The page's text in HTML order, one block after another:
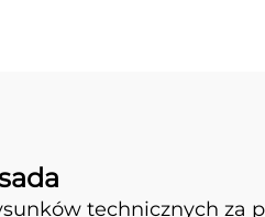
do
technicznych